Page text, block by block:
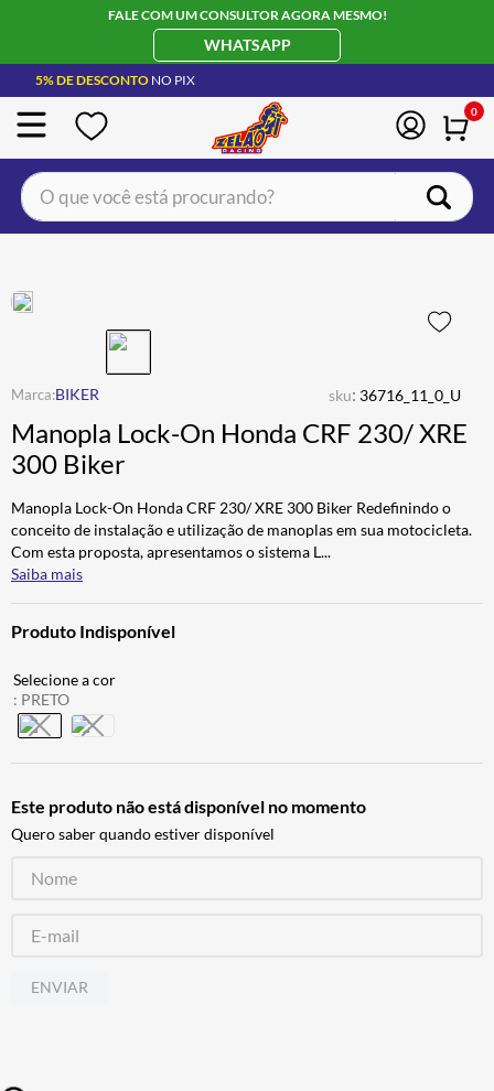
FALE COM UM CONSULTOR AGORA MESMO!
WHATSAPP
5% DE DESCONTO NO PIX
0
O que você está procurando?
BIKER sku: 36716_11_0_U
Manopla Lock-On Honda CRF 230/ XRE
300 Biker
Manopla Lock-On Honda CRF 230/ XRE 300 Biker Redefinindo o
conceito de instalação e utilização de manoplas em sua motocicleta.
Com esta proposta, apresentamos o sistema L...
Saiba mais
Produto Indisponível
: PRETO
Este produto não está disponível no momento
Quero saber quando estiver disponível
ENVIAR
JAQUETA
4º ÓCULOS SOLAR
5º LUVA
6º BAU
7º CALÇA
8º ALPINESTAR
9º AIROH
10º BOTAS